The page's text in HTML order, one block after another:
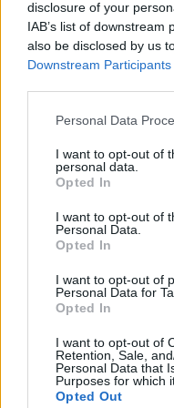
disclosure of your
IAB’s list of
also be disclosed by us
Downstream Participants
Personal Data
I want to opt-out of
personal data.
Opted In
I want to opt-out of
Personal Data.
Opted In
I want to opt-out of
Personal Data for
Opted In
I want to opt-out of
Retention, Sale,
Personal Data that
Purposes for which
Opted Out
Vaizdai iš tragiškos
vaiko gyvybių
Žinios | Lietuvos diena
Savaitės vidurys
32 laipsnių šilumos
vaizdas pribloškia
Avarija Vilniuje: į